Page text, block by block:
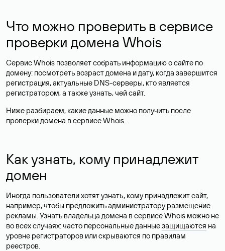
Что можно проверить в сервисе
проверки домена Whois
Сервис Whois позволяет собрать информацию о сайте по
домену: посмотреть возраст домена и дату, когда завершится
регистрация, актуальные DNS-серверы, кто является
регистратором, а также узнать, чей сайт.
Ниже разбираем, какие данные можно получить после
проверки домена в сервисе Whois.
Как узнать, кому принадлежит
домен
Иногда пользователи хотят узнать, кому принадлежит сайт,
например, чтобы предложить администратору размещение
рекламы. Узнать владельца домена в сервисе Whois можно не
во всех случаях: часто персональные данныезащищаются на
уровне регистраторов или скрываются по правилам
реестров.